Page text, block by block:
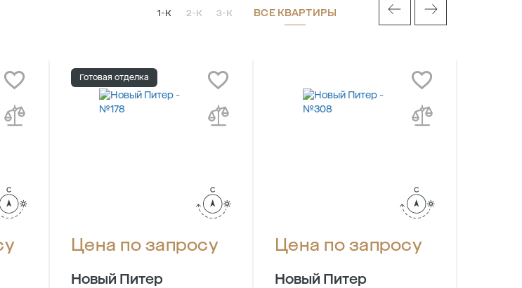
1-К 2-К 3-К ВСЕ КВАРТИРЫ
Готовая отделка
Цена по запросу
Новый Питер
Цена по запросу
Новый Питер